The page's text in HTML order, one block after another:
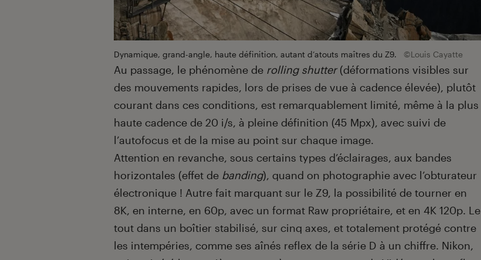
Dynamique, grand-angle, haute définition, autant d’atouts maîtres du Z9. ©Louis Cayatte
Au passage, le phénomène de rolling shutter(déformations visibles sur
des mouvements rapides, lors de prises de vue à cadence élevée), plutôt
courant dans ces conditions, est remarquablement limité, même à la plus
haute cadence de 20 i/s, à pleine définition (45 Mpx), avec suivi de
l’autofocus et de la mise au point sur chaque image.
Attention en revanche, sous certains types d’éclairages, aux bandes
horizontales (effet de banding), quand on photographie avec l’obturateur
électronique ! Autre fait marquant sur le Z9, la possibilité de tourner en
8K, en interne, en 60p, avec un format Raw propriétaire, et en 4K 120p. Le
tout dans un boîtier stabilisé, sur cinq axes, et totalement protégé contre
les intempéries, comme ses aînés reflex de la série D à un chiffre. Nikon,